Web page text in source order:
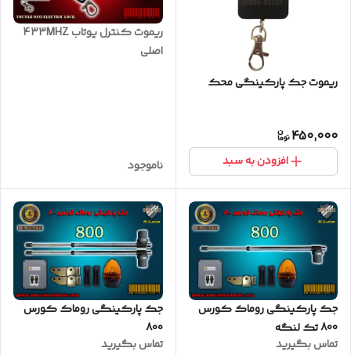
ریموت جک پارکینگی محک
450,000
افزودن به سبد
ریموت کنترل یوتاب 433MHZ
اصلی
ناموجود
جک پارکینگی روماک کورس
800 تک لنگه
تماس بگیرید
جک پارکینگی روماک کورس
800
تماس بگیرید